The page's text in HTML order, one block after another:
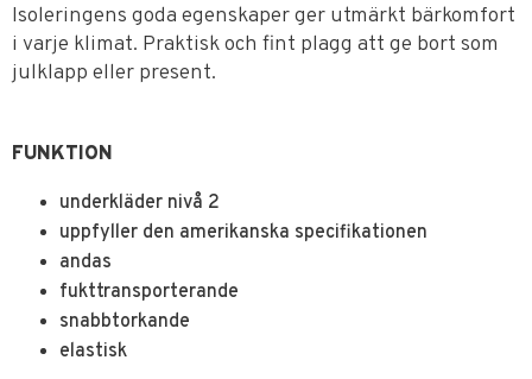
Isoleringens goda egenskaper ger utmärkt bärkomfort
i varje klimat. Praktisk och fint plagg att ge bort som
julklapp eller present.
FUNKTION
underkläder nivå 2
uppfyller den amerikanska specifikationen
andas
fukttransporterande
snabbtorkande
elastisk